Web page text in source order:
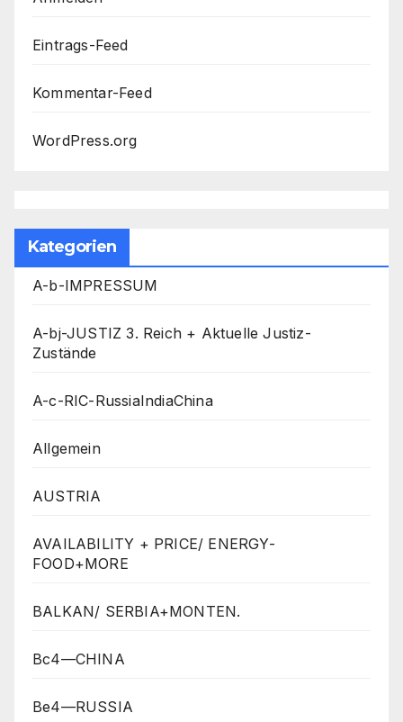
Eintrags-Feed
Kommentar-Feed
WordPress.org
Kategorien
A-b-IMPRESSUM
A-bj-JUSTIZ 3. Reich + Aktuelle Justiz-
Zustände
A-c-RIC-RussiaIndiaChina
Allgemein
AUSTRIA
AVAILABILITY + PRICE/ ENERGY-
FOOD+MORE
BALKAN/ SERBIA+MONTEN.
Bc4—CHINA
Be4—RUSSIA